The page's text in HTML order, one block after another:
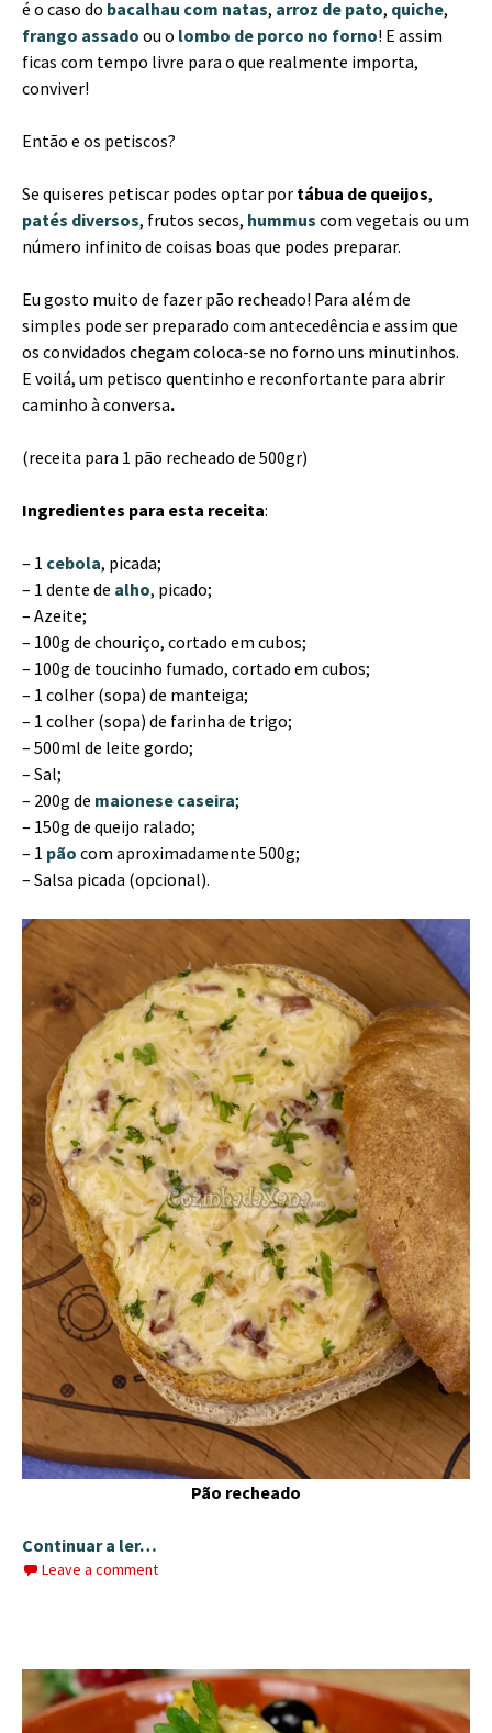
é o caso do bacalhau com natas, arroz de pato, quiche,
frango assado ou o lombo de porco no forno! E assim
ficas com tempo livre para o que realmente importa,
conviver!
Então e os petiscos?
Se quiseres petiscar podes optar por tábua de queijos,
patés diversos, frutos secos, hummus com vegetais ou um
número infinito de coisas boas que podes preparar.
Eu gosto muito de fazer pão recheado! Para além de
simples pode ser preparado com antecedência e assim que
os convidados chegam coloca-se no forno uns minutinhos.
E voilá, um petisco quentinho e reconfortante para abrir
caminho à conversa.
(receita para 1 pão recheado de 500gr)
Ingredientes para esta receita:
– 1 cebola, picada;
– 1 dente de alho, picado;
– Azeite;
– 100g de chouriço, cortado em cubos;
– 100g de toucinho fumado, cortado em cubos;
– 1 colher (sopa) de manteiga;
– 1 colher (sopa) de farinha de trigo;
– 500ml de leite gordo;
– Sal;
– 200g de maionese caseira;
– 150g de queijo ralado;
– 1 pão com aproximadamente 500g;
– Salsa picada (opcional).
Pão recheado
Continuar a ler…
Leave a comment